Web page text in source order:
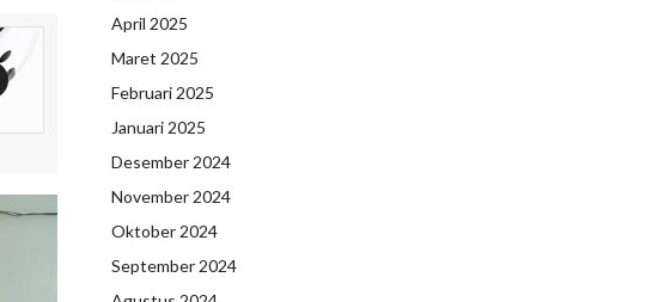
April 2025
Maret 2025
Februari 2025
Januari 2025
Desember 2024
November 2024
Oktober 2024
September 2024